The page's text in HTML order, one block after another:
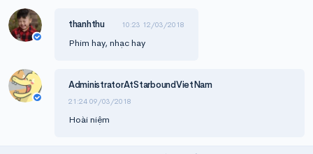
thanhthu 10:23 12/03/2018
Phim hay, nhạc hay
AdministratorAtStarboundVietNam
21:24 09/03/2018
Hoài niệm